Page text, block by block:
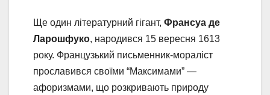
Ще один літературний гігант, Франсуа де
Ларошфуко, народився 15 вересня 1613
року. Французький письменник-мораліст
прославився своїми “Максимами” —
афоризмами, що розкривають природу